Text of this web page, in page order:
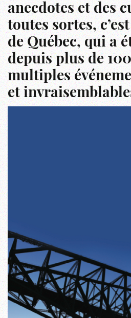
anecdotes et des
toutes sortes,
de Québec, qui a
depuis plus de
multiples
et